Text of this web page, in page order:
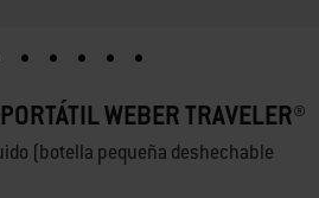
WEBER TRAVELER®
(botella pequeña deshechable